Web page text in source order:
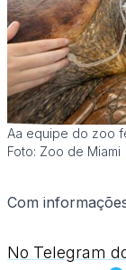
Aa equipe do zoo
Foto: Zoo de Miami
Com
No Telegram